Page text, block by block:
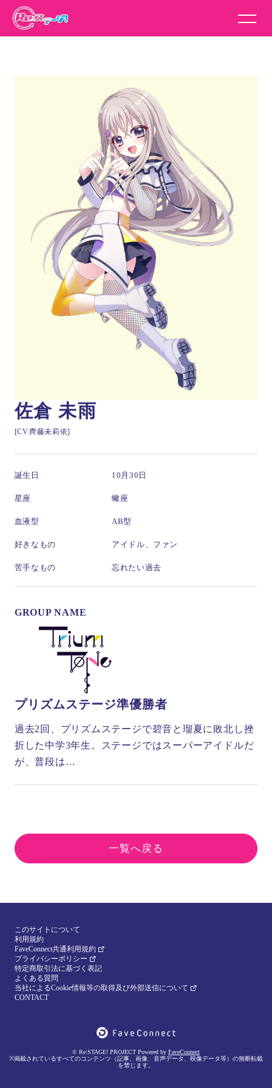
佐倉 未雨
[CV.齊藤未莉依]
誕生日 10月30日
星座 蠍座
血液型 AB型
好きなもの アイドル、ファン
苦手なもの 忘れたい過去
GROUP NAME
プリズムステージ準優勝者
過去2回、プリズムステージで碧音と瑠夏に敗北し挫
折した中学3年生。ステージではスーパーアイドルだ
が、普段は…
一覧へ戻る
このサイトについて
利用規約
FaveConnect共通利用規約
プライバシーポリシー
特定商取引法に基づく表記
よくある質問
当社によるCookie情報等の取得及び外部送信について
CONTACT
© Re:STAGE! PROJECT Powered by FaveConnect
※掲載されているすべてのコンテンツ（記事、画像、音声データ、映像データ等）の無断転載
を禁じます。